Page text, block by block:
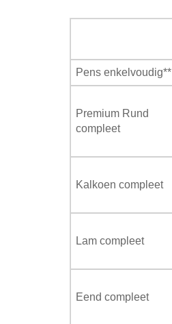
Pens enkelvoudig**
Premium Rund
compleet
Kalkoen compleet
Lam compleet
Eend compleet